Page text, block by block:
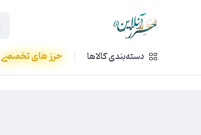
449f43cf-3da2-4422-bb12-2566cb5b8b05
دسته‌بندی کالاها
حرز های تخصصی